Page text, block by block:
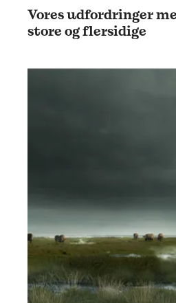
Vores udfordringer
store og flersidige